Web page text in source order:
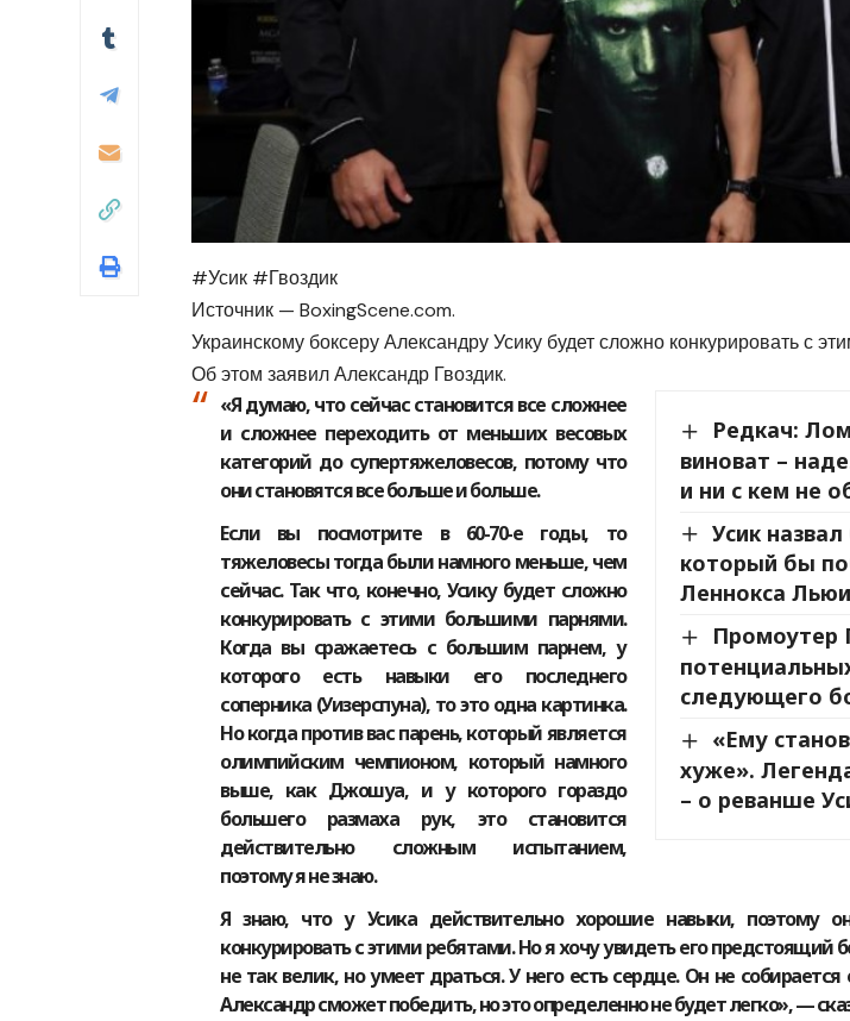
#Усик #Гвоздик
Источник — BoxingScene.com.
Украинскому боксеру Александру Усику будет сложно конкурировать с
Об этом заявил Александр Гвоздик.
Редкач:
виноват –
и ни с кем не
Усик
который бы
Леннокса
Промоутер
следующего
«Ему
хуже».
– о реванше
«Я думаю, что сейчас становится все сложнее
и сложнее переходить от меньших весовых
категорий до супертяжеловесов, потому что
они становятся все больше и больше.
Если вы посмотрите в 60-70-е годы, то
тяжеловесы тогда были намного меньше, чем
сейчас. Так что, конечно, Усику будет сложно
конкурировать с этими большими парнями.
Когда вы сражаетесь с большим парнем, у
которого есть навыки его последнего
соперника (Уизерспуна), то это одна картинка.
Но когда против вас парень, который является
олимпийским чемпионом, который намного
выше, как Джошуа, и у которого гораздо
большего размаха рук, это становится
действительно сложным испытанием,
поэтому я не знаю.
Я знаю, что у Усика действительно хорошие навыки, поэтому
конкурировать с этими ребятами. Но я хочу увидеть его предстоящий
не так велик, но умеет драться. У него есть сердце. Он не собирается
Александр сможет победить, но это определенно не будет легко», —